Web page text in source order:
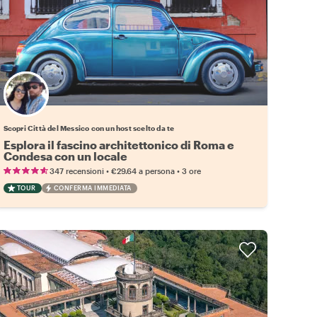
Scegli il tuo local preferito
Scopri Città del Messico con un host scelto da te
Esplora il fascino architettonico di Roma e
Condesa con un locale
347 recensioni• €29.64 a persona• 3 ore
TOUR CONFERMA IMMEDIATA